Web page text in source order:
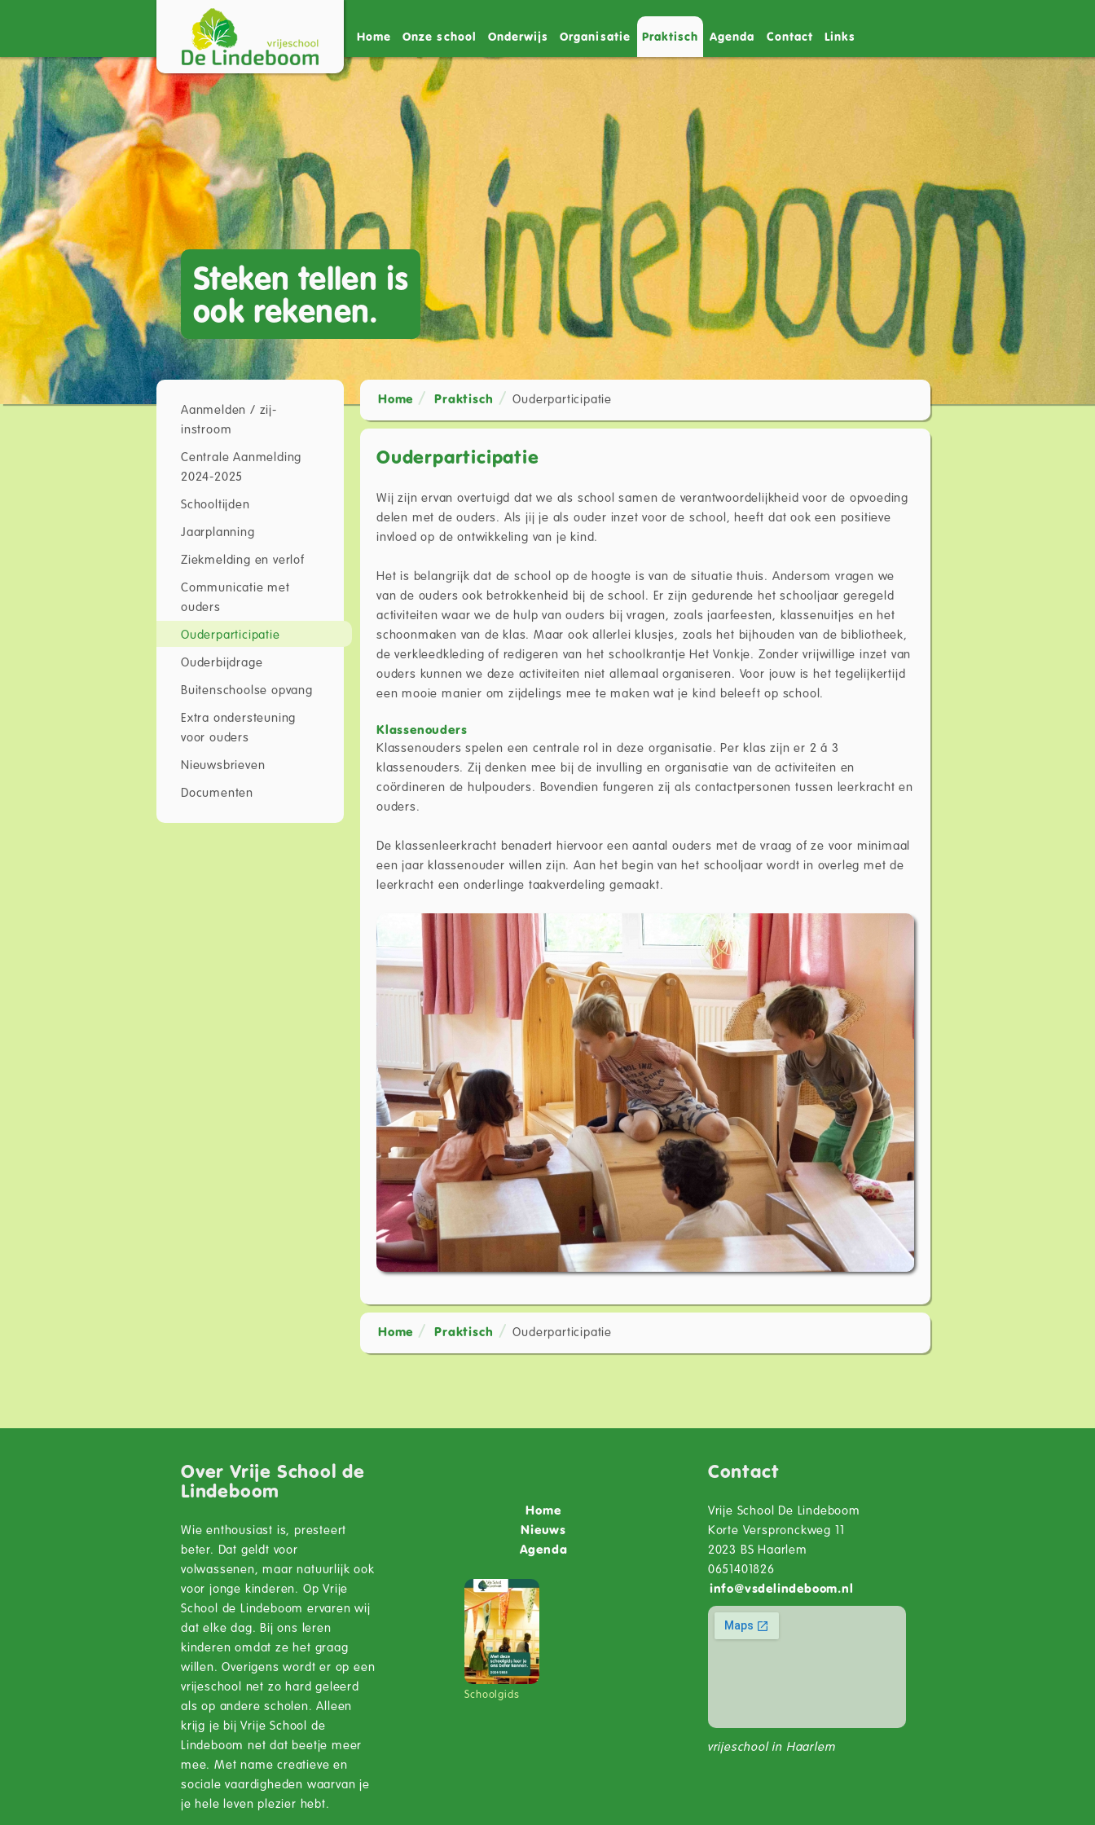
Home Onze school Onderwijs Organisatie Praktisch Agenda Contact Links
Steken tellen is
ook rekenen.
Home Praktisch Ouderparticipatie
Ouderparticipatie
Wij zijn ervan overtuigd dat we als school samen de verantwoordelijkheid voor de opvoeding
delen met de ouders. Als jij je als ouder inzet voor de school, heeft dat ook een positieve
invloed op de ontwikkeling van je kind.
Het is belangrijk dat de school op de hoogte is van de situatie thuis. Andersom vragen we
van de ouders ook betrokkenheid bij de school. Er zijn gedurende het schooljaar geregeld
activiteiten waar we de hulp van ouders bij vragen, zoals jaarfeesten, klassenuitjes en het
schoonmaken van de klas. Maar ook allerlei klusjes, zoals het bijhouden van de bibliotheek,
de verkleedkleding of redigeren van het schoolkrantje Het Vonkje. Zonder vrijwillige inzet van
ouders kunnen we deze activiteiten niet allemaal organiseren. Voor jouw is het tegelijkertijd
een mooie manier om zijdelings mee te maken wat je kind beleeft op school.
Klassenouders
Klassenouders spelen een centrale rol in deze organisatie. Per klas zijn er 2 á 3
klassenouders. Zij denken mee bij de invulling en organisatie van de activiteiten en
coördineren de hulpouders. Bovendien fungeren zij als contactpersonen tussen leerkracht en
ouders.
De klassenleerkracht benadert hiervoor een aantal ouders met de vraag of ze voor minimaal
een jaar klassenouder willen zijn. Aan het begin van het schooljaar wordt in overleg met de
leerkracht een onderlinge taakverdeling gemaakt.
Home Praktisch Ouderparticipatie
Aanmelden / zij-
instroom
Centrale Aanmelding
2024-2025
Schooltijden
Jaarplanning
Ziekmelding en verlof
Communicatie met
ouders
Ouderparticipatie
Ouderbijdrage
Buitenschoolse opvang
Extra ondersteuning
voor ouders
Nieuwsbrieven
Documenten
Over Vrije School de
Lindeboom
Wie enthousiast is, presteert
beter. Dat geldt voor
volwassenen, maar natuurlijk ook
voor jonge kinderen. Op Vrije
School de Lindeboom ervaren wij
dat elke dag. Bij ons leren
kinderen omdat ze het graag
willen. Overigens wordt er op een
vrijeschool net zo hard geleerd
als op andere scholen. Alleen
krijg je bij Vrije School de
Lindeboom net dat beetje meer
mee. Met name creatieve en
sociale vaardigheden waarvan je
je hele leven plezier hebt.
Home
Nieuws
Agenda
Schoolgids
Contact
Vrije School De Lindeboom
Korte Verspronckweg 11
2023 BS Haarlem
0651401826
info@vsdelindeboom.nl
vrijeschool in Haarlem